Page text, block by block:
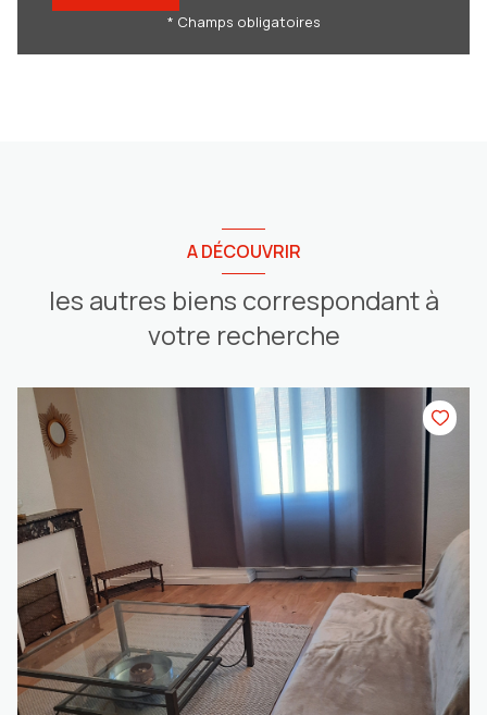
* Champs obligatoires
A DÉCOUVRIR
les autres biens correspondant à
votre recherche